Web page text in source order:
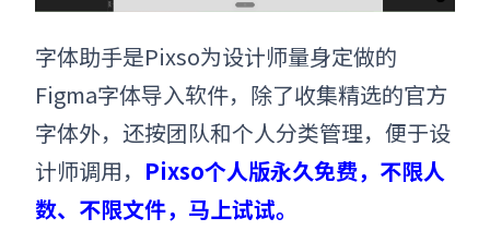
字体助手是Pixso为设计师量身定做的
Figma字体导入软件，除了收集精选的官方
字体外，还按团队和个人分类管理，便于设
计师调用， Pixso个人版永久免费，不限人
数、不限文件，马上试试。